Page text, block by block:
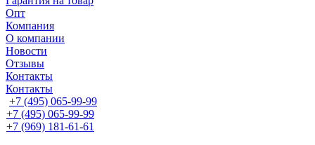
Опт
Компания
О компании
Новости
Отзывы
Контакты
Контакты
+7 (495) 065-99-99
+7 (495) 065-99-99
+7 (969) 181-61-61